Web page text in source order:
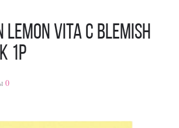
Lemon Vita C Blemish
1p
0